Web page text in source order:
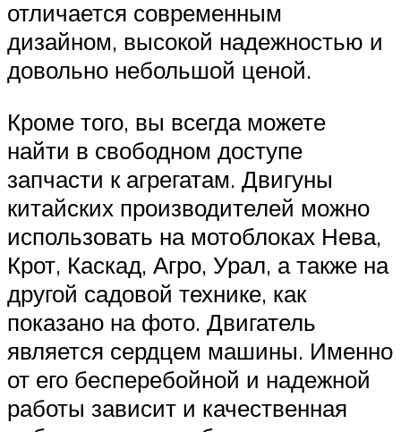
отличается современным
дизайном, высокой надежностью и
довольно небольшой ценой.
Кроме того, вы всегда можете
найти в свободном доступе
запчасти к агрегатам. Двигуны
китайских производителей можно
использовать на мотоблоках Нева,
Крот, Каскад, Агро, Урал, а также на
другой садовой технике, как
показано на фото. Двигатель
является сердцем машины. Именно
от его бесперебойной и надежной
работы зависит и качественная